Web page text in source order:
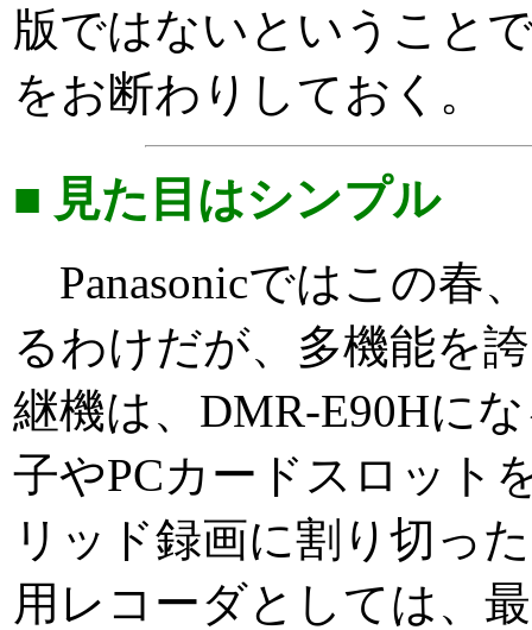
版ではないということ
をお断わりしておく。
■ 見た目はシンプル
Panasonicではこの春
るわけだが、多機能を
継機は、DMR-E90Hに
子やPCカードスロット
リッド録画に割り切っ
用レコーダとしては、